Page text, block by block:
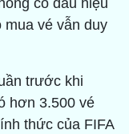
có dấu hiệu
mua vé vẫn duy
trước khi
hơn 3.500 vé
thức của FIFA